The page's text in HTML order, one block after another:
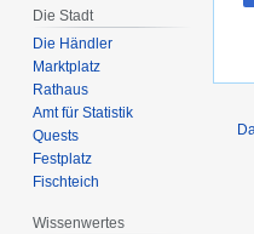
Die Stadt
Die Händler
Marktplatz
Rathaus
Amt für Statistik
Quests
Festplatz
Fischteich
Wissenwertes